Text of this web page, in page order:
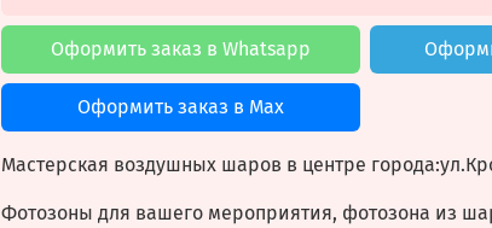
Оформить заказ в Whatsapp
Оформить заказ в Max
Мастерская воздушных шаров в центре
Фотозоны для вашего мероприятия, фотозона из